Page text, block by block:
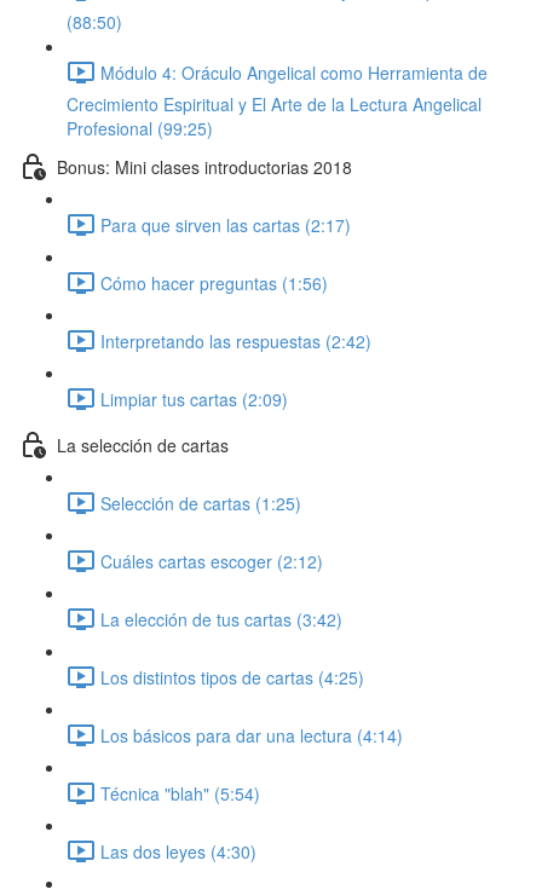
(88:50)
Módulo 4: Oráculo Angelical como Herramienta de
Crecimiento Espiritual y El Arte de la Lectura Angelical
Profesional (99:25)
Bonus: Mini clases introductorias 2018
Para que sirven las cartas (2:17)
Cómo hacer preguntas (1:56)
Interpretando las respuestas (2:42)
Limpiar tus cartas (2:09)
La selección de cartas
Selección de cartas (1:25)
Cuáles cartas escoger (2:12)
La elección de tus cartas (3:42)
Los distintos tipos de cartas (4:25)
Los básicos para dar una lectura (4:14)
Técnica "blah" (5:54)
Las dos leyes (4:30)